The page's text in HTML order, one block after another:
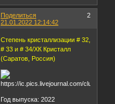
Поделиться
2
21.01.2022 12:14:42
Степень кристаллизации # 32,
# 33 и # 34/ХК Кристалл
(Саратов, Россия)
Год выпуска: 2022